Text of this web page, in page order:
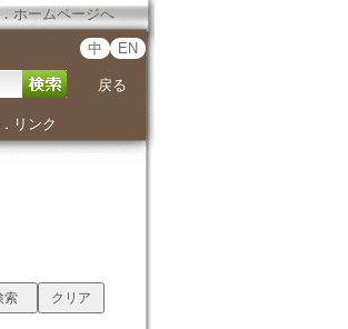
． ホームページへ
中 EN
戻る
． リンク